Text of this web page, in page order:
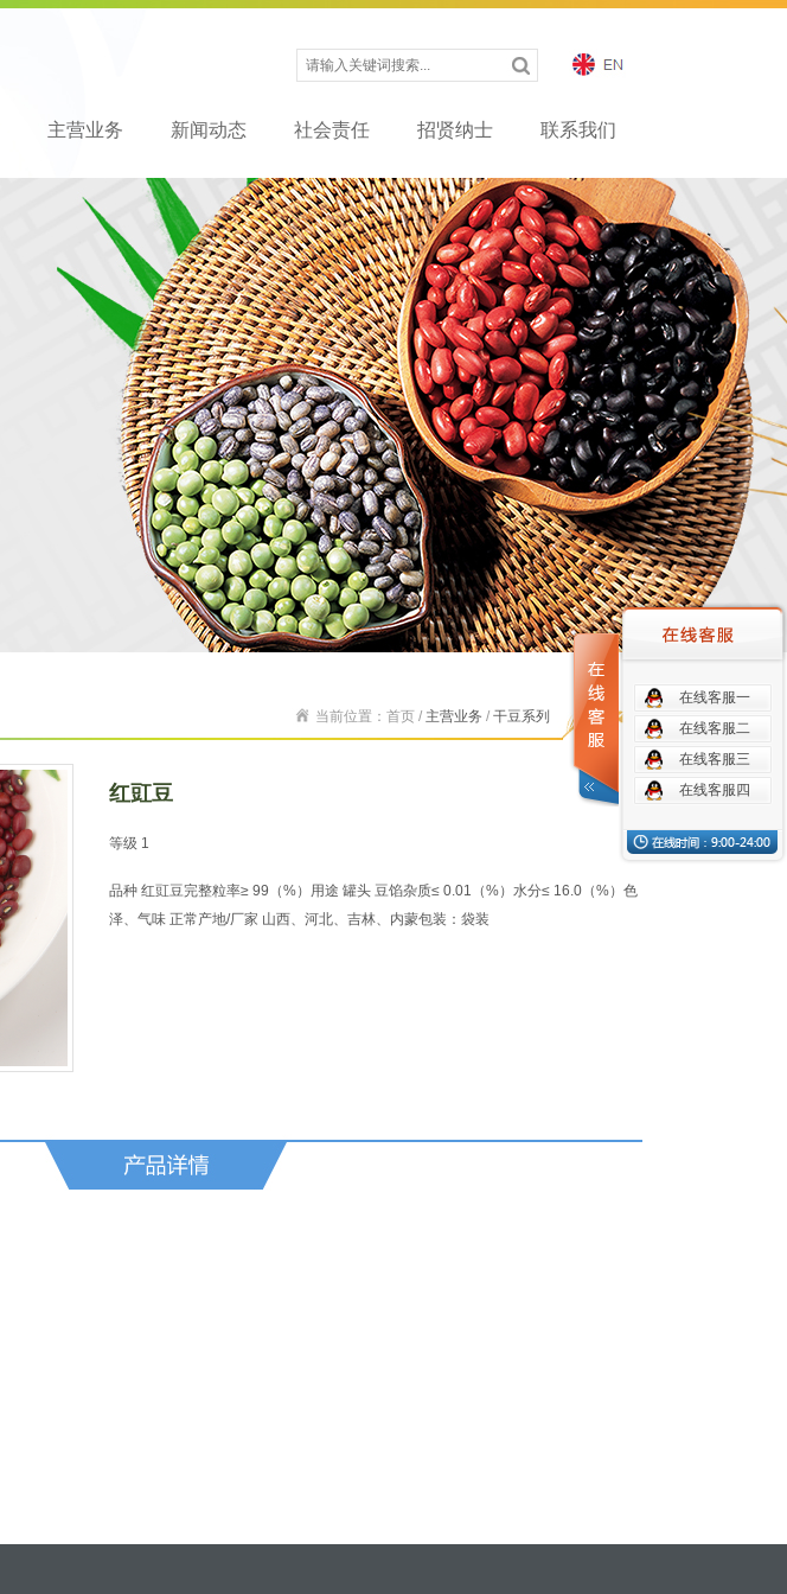
主营业务 新闻动态 社会责任 招贤纳士 联系我们
当前位置：首页 / 主营业务 / 干豆系列
红豇豆
等级 1
品种 红豇豆完整粒率≥ 99（%）用途 罐头 豆馅杂质≤ 0.01（%）水分≤ 16.0（%）色
泽、气味 正常产地/厂家 山西、河北、吉林、内蒙包装：袋装
在线客服一
在线客服二
在线客服三
在线客服四